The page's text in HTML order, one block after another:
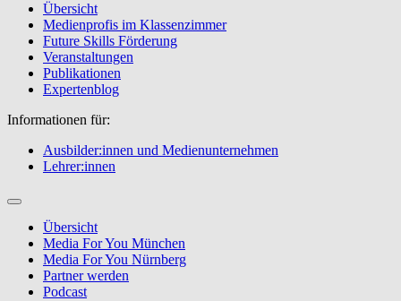
Übersicht
Medienprofis im Klassenzimmer
Future Skills Förderung
Veranstaltungen
Publikationen
Expertenblog
Informationen für:
Ausbilder:innen und Medienunternehmen
Lehrer:innen
Übersicht
Media For You München
Media For You Nürnberg
Partner werden
Podcast